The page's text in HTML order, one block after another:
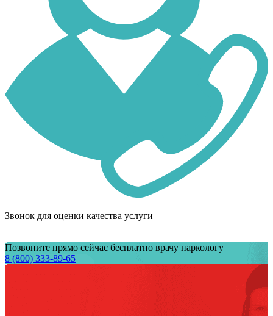
Звонок для оценки качества услуги
Позвоните прямо сейчас бесплатно врачу наркологу
8 (800) 333-89-65